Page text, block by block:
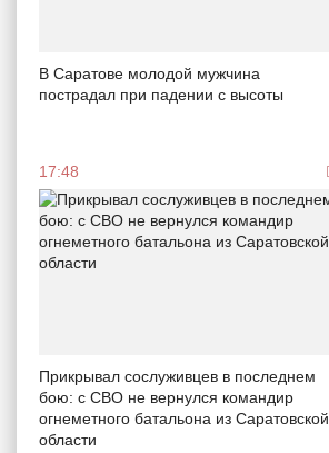
В Саратове молодой мужчина
пострадал при падении с высоты
17:48
Прикрывал сослуживцев в последнем
бою: с СВО не вернулся командир
огнеметного батальона из Саратовской
области